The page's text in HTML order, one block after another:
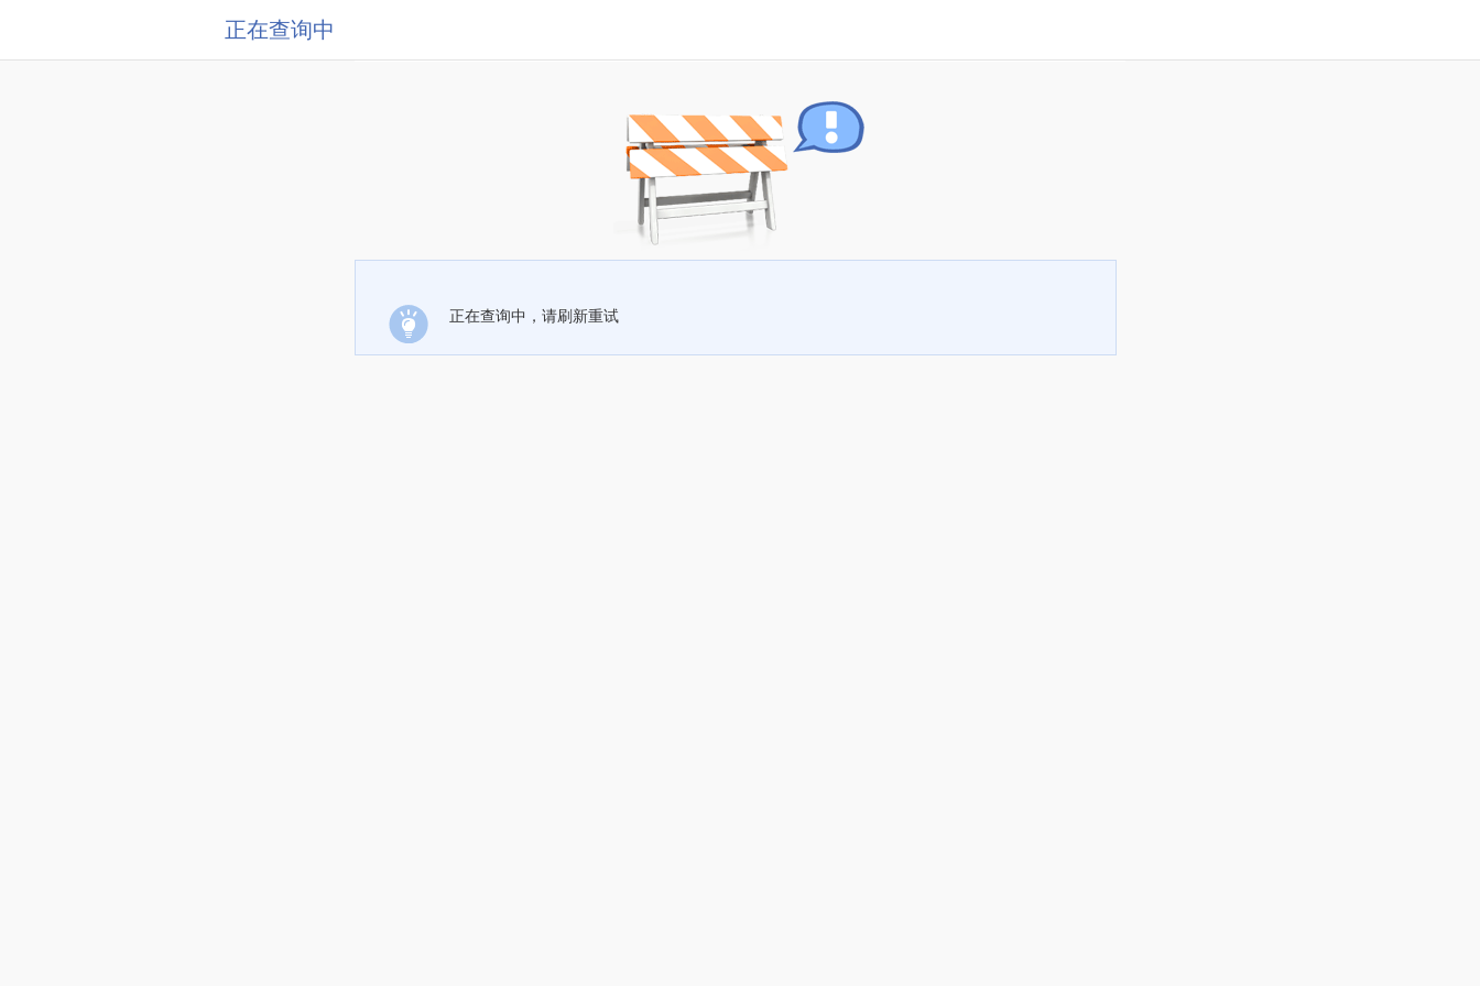
正在查询中
正在查询中，请刷新重试